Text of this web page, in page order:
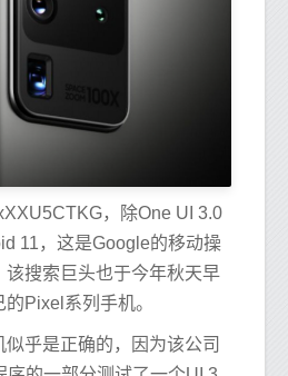
，除One UI 3.0
11，这是Google的移动操
该搜索巨头也于今年秋天早
Pixel系列手机。
乎是正确的，因为该公司